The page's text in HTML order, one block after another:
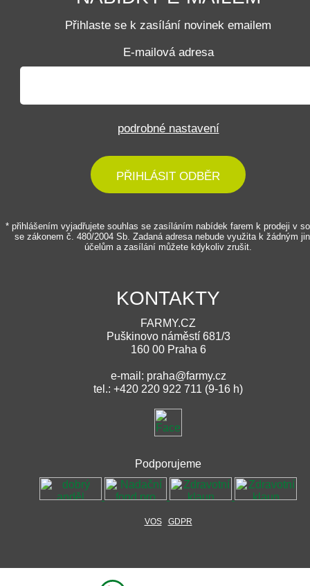
Přihlaste se k zasílání novinek emailem
E-mailová adresa
podrobné nastavení
PŘIHLÁSIT ODBĚR
* přihlášením vyjadřujete souhlas se zasíláním nabídek farem k prodeji v
se zákonem č. 480/2004 Sb. Zadaná adresa nebude využita k žádným
účelům a zasílání můžete kdykoliv zrušit.
KONTAKTY
FARMY.CZ
Puškinovo náměstí 681/3
160 00 Praha 6
e-mail: praha@farmy.cz
tel.: +420 220 922 711 (9-16 h)
Podporujeme
VOS GDPR